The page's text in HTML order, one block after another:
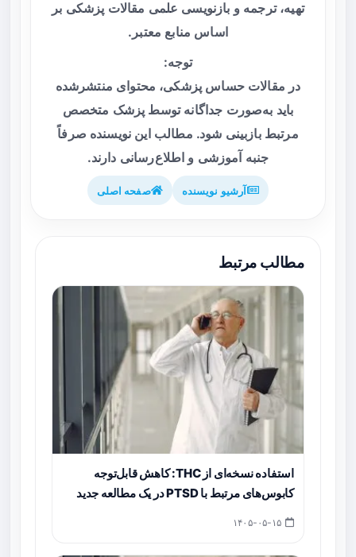
تهیه، ترجمه و بازنویسی علمی مقالات پزشکی بر
اساس منابع معتبر.
توجه:
در مقالات حساس پزشکی، محتوای منتشرشده
باید به‌صورت جداگانه توسط پزشک متخصص
مرتبط بازبینی شود. مطالب این نویسنده صرفاً
جنبه آموزشی و اطلاع‌رسانی دارند.
آرشیو نویسنده صفحه اصلی
مطالب مرتبط
استفاده نسخه‌ای از THC: کاهش قابل‌توجه
کابوس‌های مرتبط با PTSD در یک مطالعه جدید